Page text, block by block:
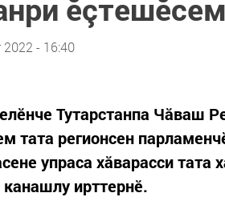
2022 - 16:40
Тутарстанпа Чăваш
тата регионсен
упраса хăварасси тата
ирттернӗ.